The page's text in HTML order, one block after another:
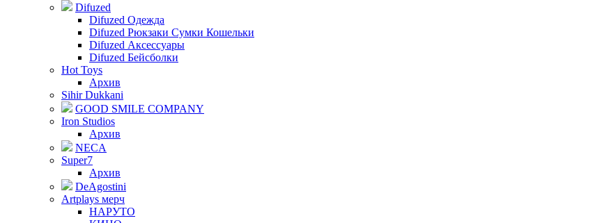
Difuzed
Difuzed Одежда
Difuzed Рюкзаки Сумки Кошельки
Difuzed Аксессуары
Difuzed Бейсболки
Hot Toys
Архив
Sihir Dukkani
GOOD SMILE COMPANY
Iron Studios
Архив
NECA
Super7
Архив
DeAgostini
Artplays мерч
НАРУТО